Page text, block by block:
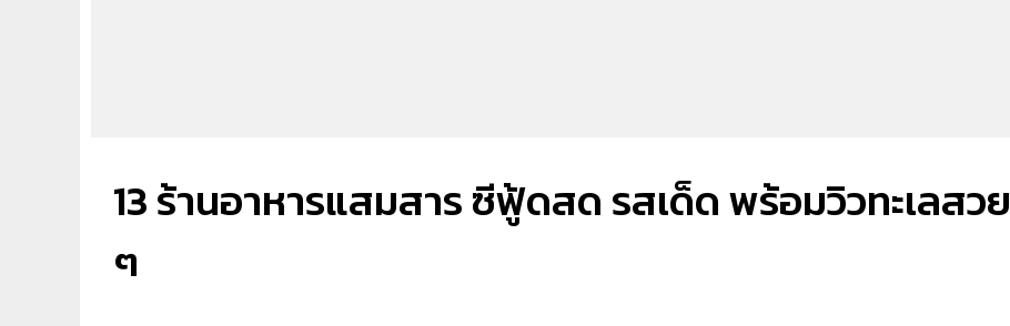
13 ร้านอาหารแสมสาร ซีฟู้ดสด รสเด็ด พร้อมวิวทะเลสวย
ๆ